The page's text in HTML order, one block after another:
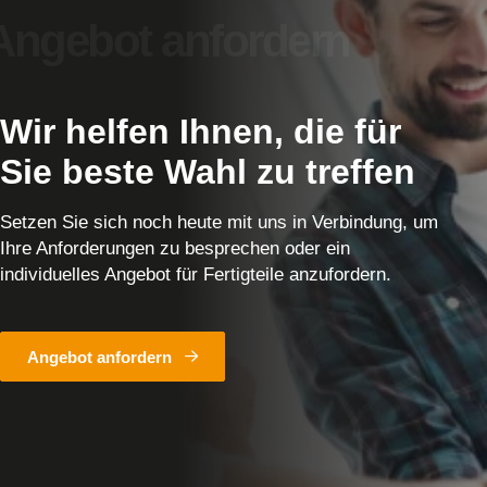
Wir helfen Ihnen, die für
Sie beste Wahl zu treffen
Setzen Sie sich noch heute mit uns in Verbindung, um
Ihre Anforderungen zu besprechen oder ein
individuelles Angebot für Fertigteile anzufordern.
Angebot anfordern